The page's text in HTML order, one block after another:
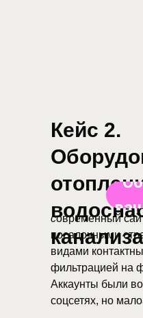
современный
посадочными
видами
фильтрацией на
Аккаунты были
соцсетях, но
Кейс 2.